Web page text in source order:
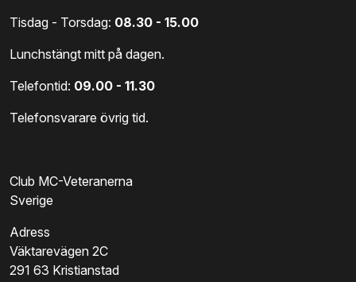
Club MC-Veteranerna
Sverige
Adress
Väktarevägen 2C
291 63 Kristianstad
Tisdag - Torsdag: 08.30 - 15.00
Lunchstängt mitt på dagen.
Telefontid: 09.00 - 11.30
Telefonsvarare övrig tid.